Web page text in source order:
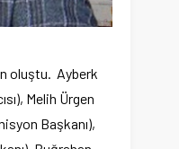
oluştu. Ayberk
Melih Ürgen
Başkanı),